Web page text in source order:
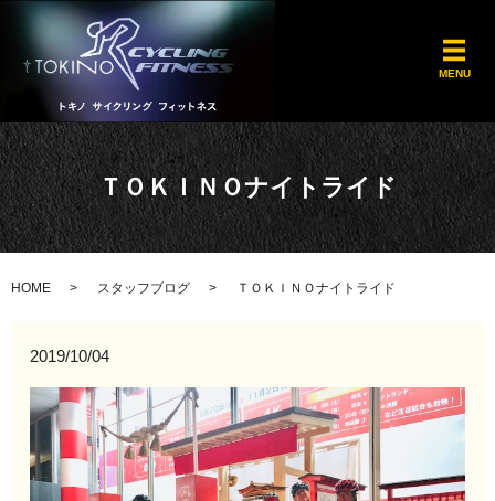
MENU
ＴＯＫＩＮＯナイトライド
HOME スタッフブログ ＴＯＫＩＮＯナイトライド
2019/10/04